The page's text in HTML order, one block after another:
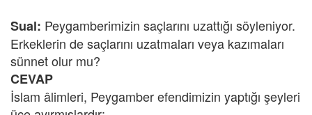
Sual: Peygamberimizin saçlarını uzattığı söyleniyor.
Erkeklerin de saçlarını uzatmaları veya kazımaları
sünnet olur mu?
CEVAP
İslam âlimleri, Peygamber efendimizin yaptığı şeyleri